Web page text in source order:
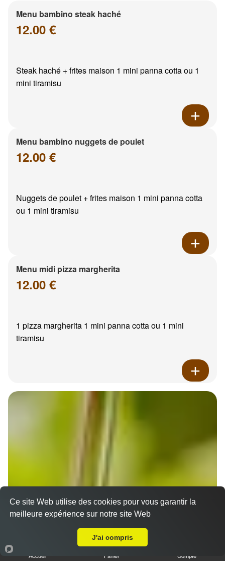
Menu bambino steak haché
12.00 €
Steak haché + frites maison 1 mini panna cotta ou 1
mini tiramisu
Menu bambino nuggets de poulet
12.00 €
Nuggets de poulet + frites maison 1 mini panna cotta
ou 1 mini tiramisu
Menu midi pizza margherita
12.00 €
1 pizza margherita 1 mini panna cotta ou 1 mini
tiramisu
Accueil Panier Compte
Ce site Web utilise des cookies pour vous garantir la
meilleure expérience sur notre site Web
J'ai compris